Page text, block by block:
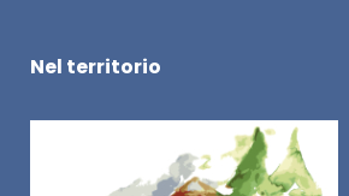
Nel territorio